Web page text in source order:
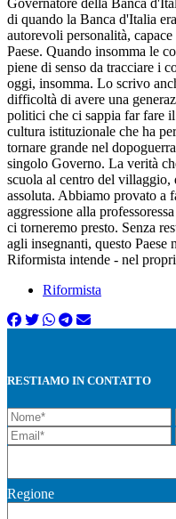
Governatore della Banca
di quando la Banca d'Italia
autorevoli personalità,
Paese. Quando insomma le
piene di senso da tracciare i
oggi, insomma. Lo scrivo
difficoltà di avere una
politici che ci sappia far fare
cultura istituzionale che ha
tornare grande nel
singolo Governo. La verità
scuola al centro del villaggio,
assoluta. Abbiamo provato a
aggressione alla
ci torneremo presto. Senza
agli insegnanti, questo Paese
Riformista intende - nel
Riformista
RESTIAMO IN CONTATTO
Regione